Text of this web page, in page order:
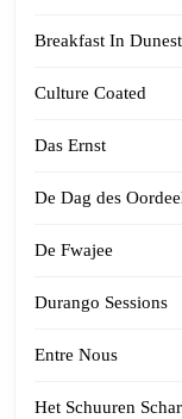
Breakfast In
Culture Coated
Das Ernst
De Dag des
De Fwajee
Durango Sessions
Entre Nous
Het Schuuren